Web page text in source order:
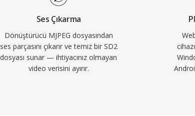
Ses Çıkarma
Dönüştürücü MJPEG dosyasından
ses parçasını çıkarır ve temiz bir SD2
dosyası sunar — ihtiyacınız olmayan
video verisini ayırır.